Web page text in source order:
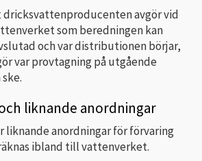
avgör vid
som beredningen kan
och var distributionen börjar,
var provtagning på utgående
liknande anordningar
liknande anordningar för förvaring
ibland till vattenverket.